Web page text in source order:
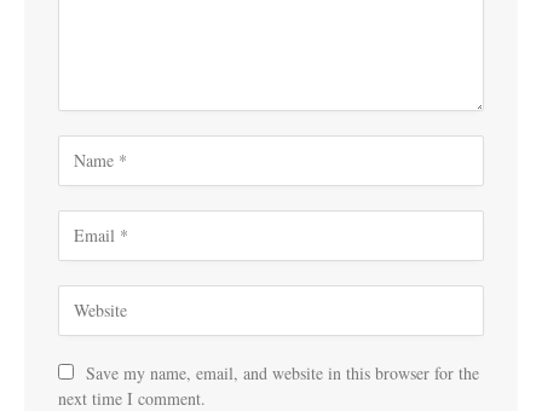
Save my name, email, and website in this browser for the
next time I comment.